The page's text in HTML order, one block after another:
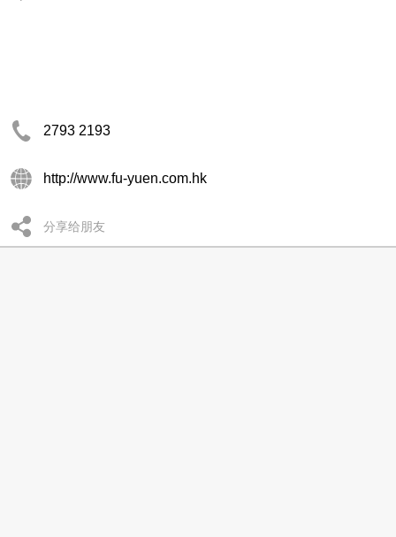
2793 2193
http://www.fu-yuen.com.hk
分享给朋友